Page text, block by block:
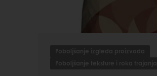
Poboljšanje izgleda proizvoda
Poboljšanje teksture i roka trajanja